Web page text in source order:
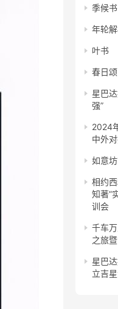
季候书
年轮
叶书
春日颂
星巴
强”
2024
中外
如意
相约
知著”
训会
千车
之旅
星巴
立吉